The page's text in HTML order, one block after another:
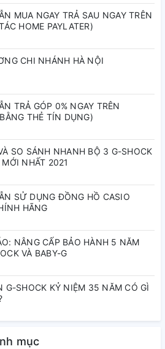
MUA NGAY TRẢ SAU NGAY TRÊN
HOME PAYLATER)
CHI NHÁNH HÀ NỘI
TRẢ GÓP 0% NGAY TRÊN
THẺ TÍN DỤNG)
SO SÁNH NHANH BỘ 3 G-SHOCK
NHẤT 2021
SỬ DỤNG ĐỒNG HỒ CASIO
HÃNG
NÂNG CẤP BẢO HÀNH 5 NĂM
VÀ BABY-G
G-SHOCK KỶ NIỆM 35 NĂM CÓ GÌ
mục